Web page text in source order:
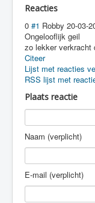
Reacties
0 #1 Robby 20-03-
Ongelooflijk geil
zo lekker verkracht
Citeer
Lijst met reacties
RSS lijst met
Plaats reactie
Naam (verplicht)
E-mail (verplicht)